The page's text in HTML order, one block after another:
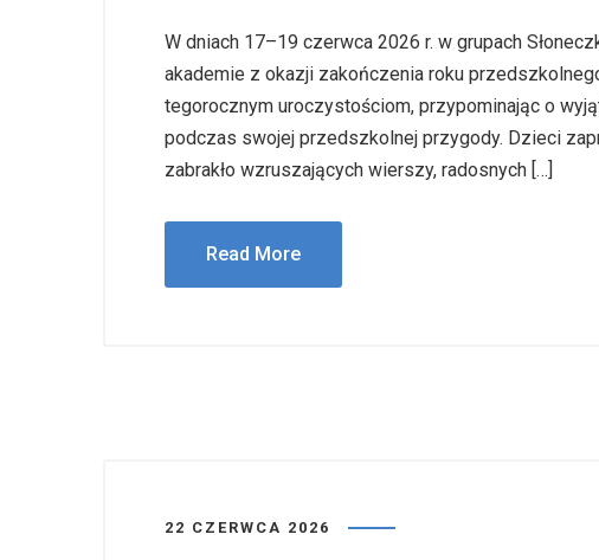
W dniach 17–19 czerwca 2026 r. w grupach
akademie z okazji zakończenia roku
tegorocznym uroczystościom, przypominając o
podczas swojej przedszkolnej przygody. Dzieci
zabrakło wzruszających wierszy, radosnych […]
Read More
22 CZERWCA 2026